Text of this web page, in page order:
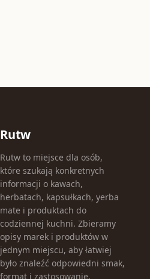
Rutw
Rutw to miejsce dla osób,
które szukają konkretnych
informacji o kawach,
herbatach, kapsułkach, yerba
mate i produktach do
codziennej kuchni. Zbieramy
opisy marek i produktów w
jednym miejscu, aby łatwiej
było znaleźć odpowiedni smak,
format i zastosowanie.